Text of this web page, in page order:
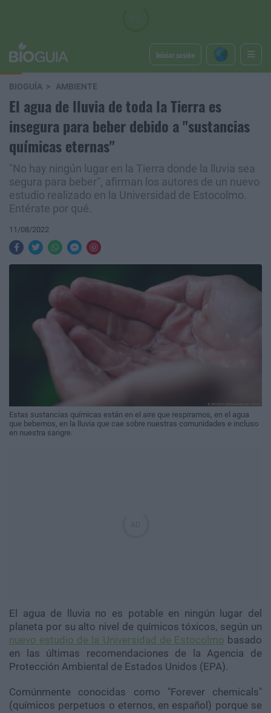
Iniciar sesión
BIOGUÍA AMBIENTE
El agua de lluvia de toda la Tierra es
insegura para beber debido a "sustancias
químicas eternas"
"No hay ningún lugar en la Tierra donde la lluvia sea
segura para beber", afirman los autores de un nuevo
estudio realizado en la Universidad de Estocolmo.
Entérate por qué.
11/08/2022
Estas sustancias químicas están en el aire que respiramos, en el agua
que bebemos, en la lluvia que cae sobre nuestras comunidades e incluso
en nuestra sangre.
El agua de lluvia no es potable en ningún lugar del
planeta por su alto nivel de químicos tóxicos, según un
nuevo estudio de la Universidad de Estocolmo basado
en las últimas recomendaciones de la Agencia de
Protección Ambiental de Estados Unidos (EPA).
Comúnmente conocidas como "Forever chemicals"
(químicos perpetuos o eternos, en español) porque se